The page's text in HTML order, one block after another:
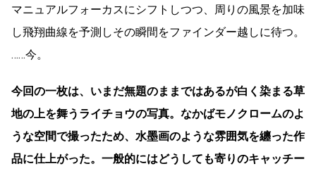
マニュアルフォーカスにシフトしつつ、周りの風景を加味
し飛翔曲線を予測しその瞬間をファインダー越しに待つ。
……今。
今回の一枚は、いまだ無題のままではあるが白く染まる草
地の上を舞うライチョウの写真。なかばモノクロームのよ
うな空間で撮ったため、水墨画のような雰囲気を纏った作
品に仕上がった。一般的にはどうしても寄りのキャッチー